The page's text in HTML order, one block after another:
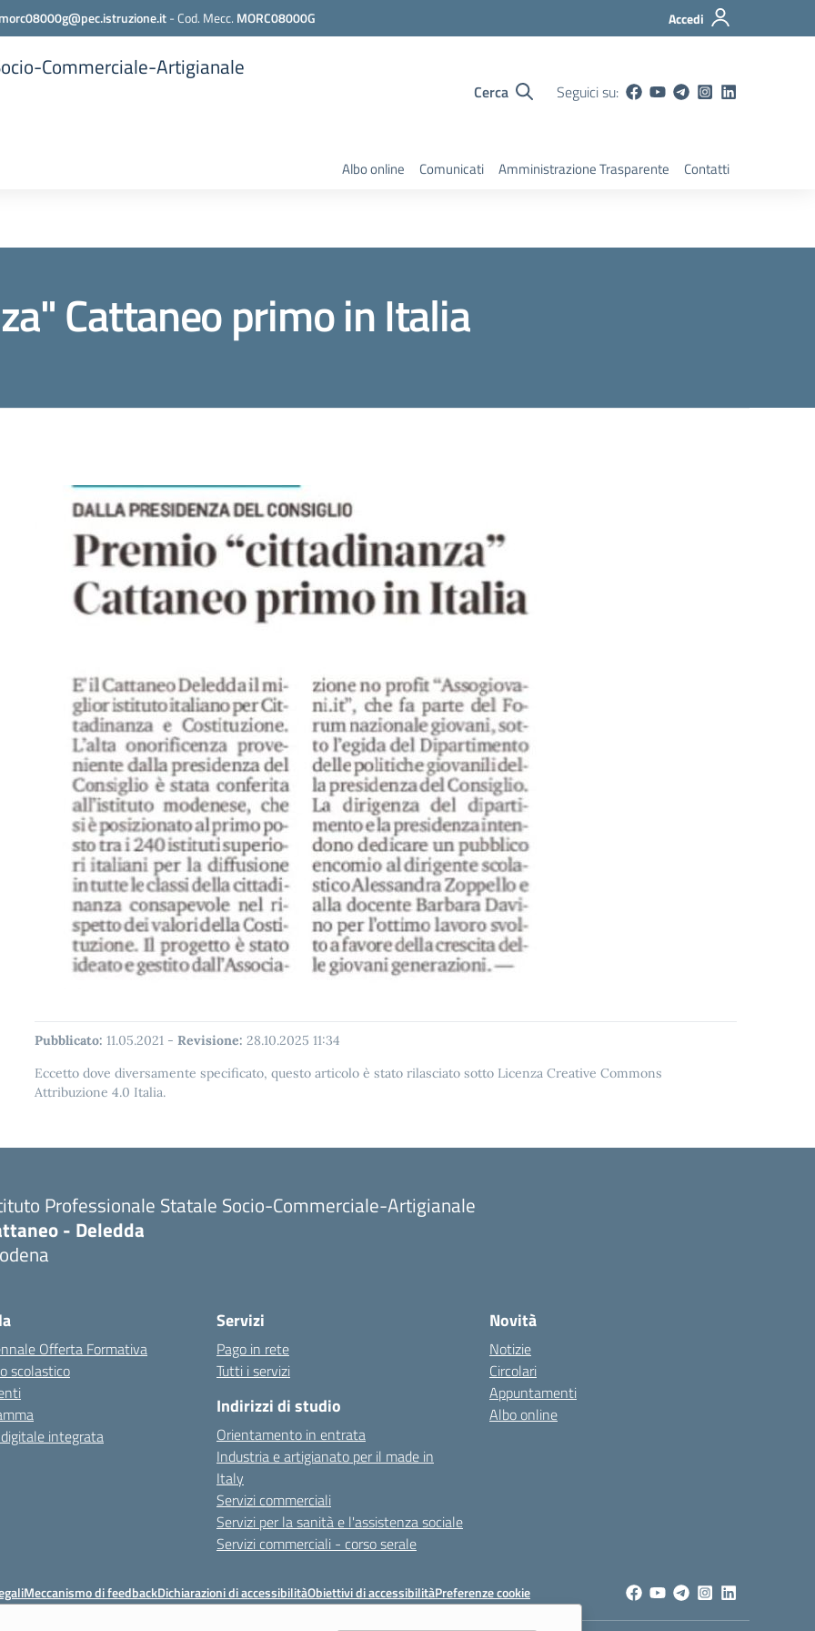
-Cod. Mecc. MORC08000G Accedi
Commerciale-Artigianale
Cerca Seguici su:
Albo online Comunicati Amministrazione Trasparente Contatti
Cattaneo primo in Italia
Pubblicato: 11.05.2021 - Revisione: 28.10.2025 11:34
Eccetto dove diversamente specificato, questo articolo è stato rilasciato sotto Licenza Creative Commons
Attribuzione 4.0 Italia.
Professionale Statale Socio-Commerciale-Artigianale
- Deledda
Offerta Formativa
scolastico
integrata
Servizi
Pago in rete
Tutti i servizi
Indirizzi di studio
Orientamento in entrata
Industria e artigianato per il made in
Italy
Servizi commerciali
Servizi per la sanità e l'assistenza sociale
Servizi commerciali - corso serale
Novità
Notizie
Circolari
Appuntamenti
Albo online
Meccanismo di feedbackDichiarazioni di accessibilitàObiettivi di accessibilitàPreferenze cookie